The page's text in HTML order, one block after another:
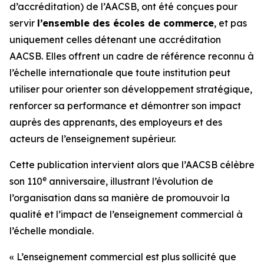
d’accréditation) de l’AACSB, ont été conçues pour
servir l’ensemble des écoles de commerce, et pas
uniquement celles détenant une accréditation
AACSB. Elles offrent un cadre de référence reconnu à
l’échelle internationale que toute institution peut
utiliser pour orienter son développement stratégique,
renforcer sa performance et démontrer son impact
auprès des apprenants, des employeurs et des
acteurs de l’enseignement supérieur.
Cette publication intervient alors que l’AACSB célèbre
son 110e anniversaire, illustrant l’évolution de
l’organisation dans sa manière de promouvoir la
qualité et l’impact de l’enseignement commercial à
l’échelle mondiale.
« L’enseignement commercial est plus sollicité que